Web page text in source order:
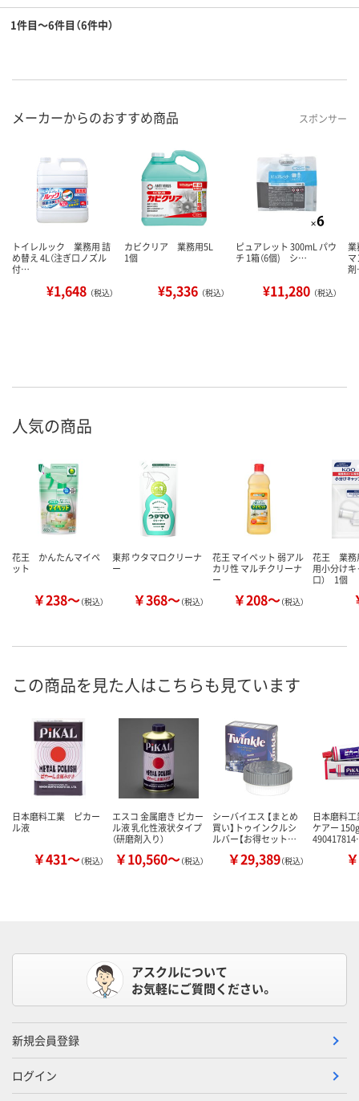
1件目～6件目（6件中）
メーカーからのおすすめ商品 スポンサー
トイレルック 業務用 詰
め替え 4L（注ぎ口ノズル
付…
¥1,648 （税込）
カビクリア 業務用5L
1個
¥5,336 （税込）
ピュアレット 300mL パウ
チ 1箱（6個) シ…
¥11,280 （税込）
業
人気の商品
花王 かんたんマイペ
ット
￥238～（税込）
東邦 ウタマロクリーナ
ー
￥368～（税込）
花王 マイペット 弱アル
カリ性 マルチクリーナ
ー
￥208～（税込）
花王 業務
用小分けキ
口） 1個
この商品を見た人はこちらも見ています
日本磨料工業 ピカー
ル液
￥431～（税込）
エスコ 金属磨き ピカー
ル液 乳化性液状タイプ
（研磨剤入り）
￥10,560～（税込）
シーバイエス 【まとめ
買い】トゥインクルシ
ルバー【お得セット…
￥29,389（税込）
日本磨料
ケアー 150g
アスクルについて
お気軽にご質問ください。
新規会員登録
ログイン